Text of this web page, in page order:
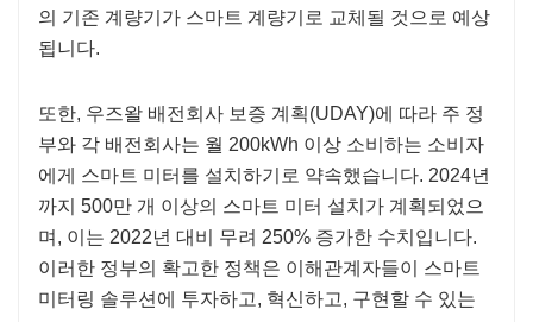
의 기존 계량기가 스마트 계량기로 교체될 것으로 예상
됩니다.
또한, 우즈왈 배전회사 보증 계획(UDAY)에 따라 주 정
부와 각 배전회사는 월 200kWh 이상 소비하는 소비자
에게 스마트 미터를 설치하기로 약속했습니다. 2024년
까지 500만 개 이상의 스마트 미터 설치가 계획되었으
며, 이는 2022년 대비 무려 250% 증가한 수치입니다.
이러한 정부의 확고한 정책은 이해관계자들이 스마트
미터링 솔루션에 투자하고, 혁신하고, 구현할 수 있는